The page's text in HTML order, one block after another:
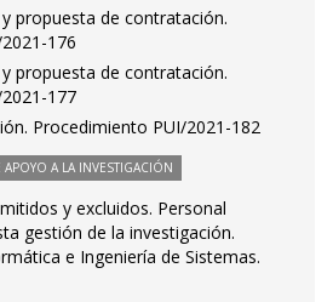
propuesta de contratación.
176
propuesta de contratación.
177
Procedimiento PUI/2021-182
A LA INVESTIGACIÓN
y excluidos. Personal
gestión de la investigación.
e Ingeniería de Sistemas.